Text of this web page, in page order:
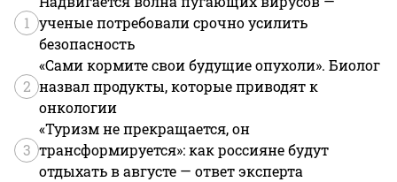
1 ученые потребовали срочно усилить
безопасность
2
«Сами кормите свои будущие опухоли». Биолог
назвал продукты, которые приводят к
онкологии
3
«Туризм не прекращается, он
трансформируется»: как россияне будут
отдыхать в августе — ответ эксперта